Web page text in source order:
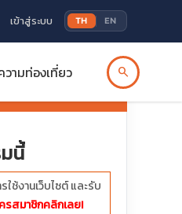
เข้าสู่ระบบ TH EN
ามท่องเที่ยว search
นี้
ช้งานเว็บไซต์ และรับ
รสมาชิกคลิกเลย!